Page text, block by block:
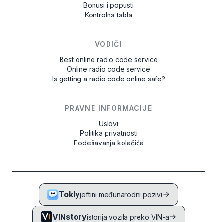
Bonusi i popusti
Kontrolna tabla
VODIČI
Best online radio code service
Online radio code service
Is getting a radio code online safe?
PRAVNE INFORMACIJE
Uslovi
Politika privatnosti
Podešavanja kolačića
Toklyjeftini međunarodni pozivi
VINstoryistorija vozila preko VIN-a